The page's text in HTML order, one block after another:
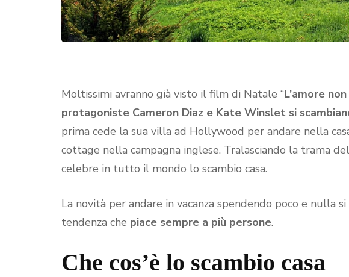
Moltissimi avranno già visto il film di Natale “L’amore
protagoniste Cameron Diaz e Kate Winslet si
prima cede la sua villa ad Hollywood per andare nella
cottage nella campagna inglese. Tralasciando la trama
celebre in tutto il mondo lo scambio casa.
La novità per andare in vacanza spendendo poco e nulla
tendenza che piace sempre a più persone.
Che cos’è lo scambio casa